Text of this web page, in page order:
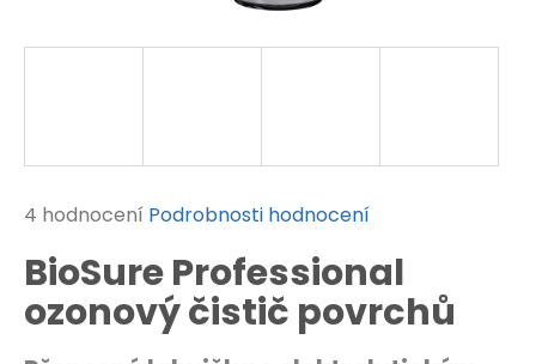
Průměrné
produktu
je
5,0
4 hodnocení Podrobnosti hodnocení
BioSure Professional
ozonový čistič povrchů
?
D
o
p
o